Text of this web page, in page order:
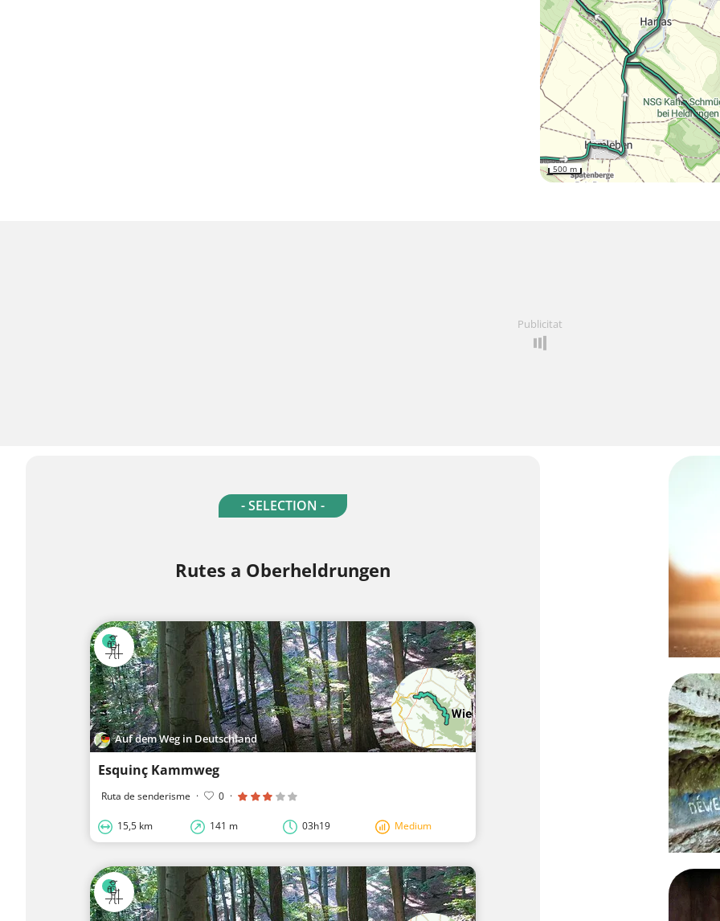
500 m
Publicitat
- SELECTION -
Rutes a Oberheldrungen
Auf dem Weg in Deutschland
Esquinç Kammweg
Ruta de senderisme · 0 ·
15,5 km 141 m 03h19 Medium